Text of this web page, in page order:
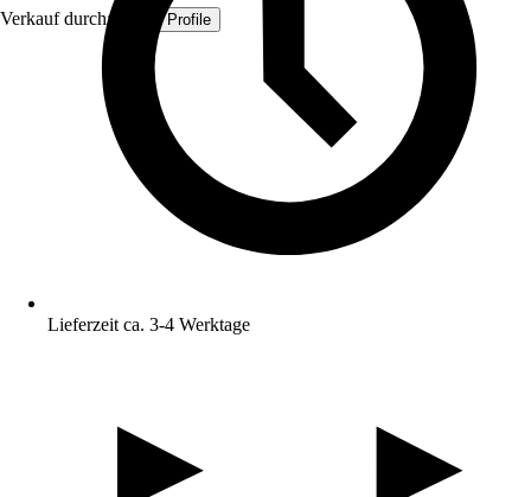
Verkauf durch: Quest Profile
Lieferzeit ca. 3-4 Werktage